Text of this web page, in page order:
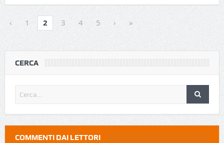
‹ 1 2 3 4 5 › »
CERCA
COMMENTI DAI LETTORI